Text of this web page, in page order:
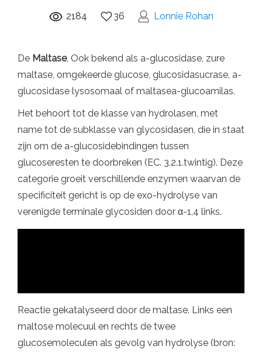
2184 36 Lonnie Rohan
De Maltase, Ook bekend als a-glucosidase, zure
maltase, omgekeerde glucose, glucosidasucrase, a-
glucosidase lysosomaal of maltasea-glucoamilas.
Het behoort tot de klasse van hydrolasen, met
name tot de subklasse van glycosidasen, die in staat
zijn om de a-glucosidebindingen tussen
glucoseresten te doorbreken (EC. 3.2.1.twintig). Deze
categorie groeit verschillende enzymen waarvan de
specificiteit gericht is op de exo-hydrolyse van
verenigde terminale glycosiden door α-1,4 links.
Reactie gekatalyseerd door de maltase. Links een
maltose molecuul en rechts de twee
glucosemoleculen als gevolg van hydrolyse (bron: